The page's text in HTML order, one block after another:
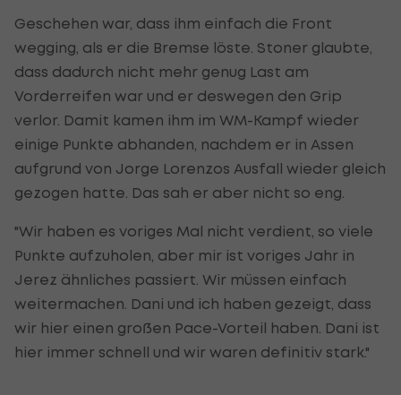
Geschehen war, dass ihm einfach die Front
wegging, als er die Bremse löste. Stoner glaubte,
dass dadurch nicht mehr genug Last am
Vorderreifen war und er deswegen den Grip
verlor. Damit kamen ihm im WM-Kampf wieder
einige Punkte abhanden, nachdem er in Assen
aufgrund von Jorge Lorenzos Ausfall wieder gleich
gezogen hatte. Das sah er aber nicht so eng.
"Wir haben es voriges Mal nicht verdient, so viele
Punkte aufzuholen, aber mir ist voriges Jahr in
Jerez ähnliches passiert. Wir müssen einfach
weitermachen. Dani und ich haben gezeigt, dass
wir hier einen großen Pace-Vorteil haben. Dani ist
hier immer schnell und wir waren definitiv stark."